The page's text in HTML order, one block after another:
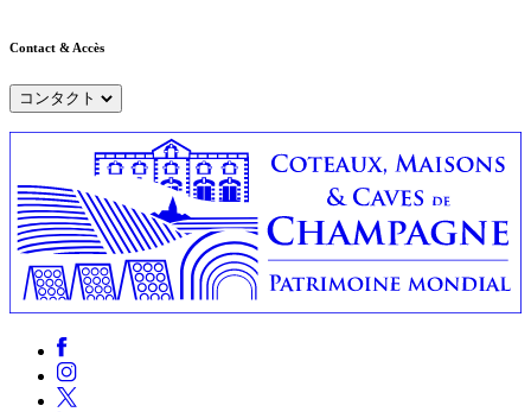
Contact & Accès
コンタクト